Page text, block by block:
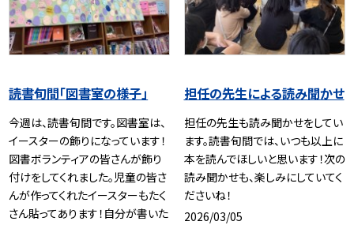
読書旬間「図書室の様子」
今週は、読書旬間です。図書室は、
イースターの飾りになっています！
図書ボランティアの皆さんが飾り
付けをしてくれました。児童の皆さ
んが作ってくれたイースターもたく
さん貼ってあります！自分が書いた
担任の先生による読み聞かせ
担任の先生も読み聞かせをしてい
ます。読書旬間では、いつも以上に
本を読んでほしいと思います！次の
読み聞かせも、楽しみにしていてく
ださいね！
2026/03/05